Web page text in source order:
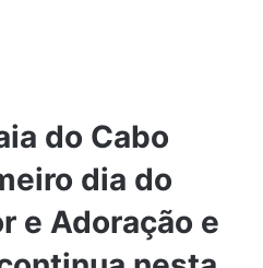
do Cabo
dia do
e Adoração e